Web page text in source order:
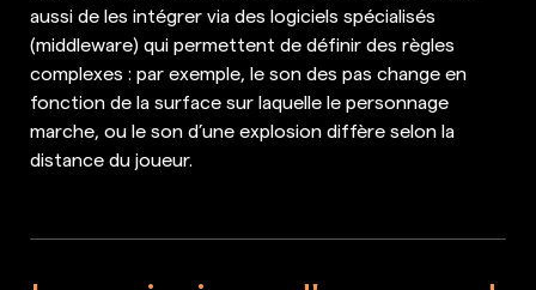
aussi de les intégrer via des logiciels spécialisés
(middleware) qui permettent de définir des règles
complexes : par exemple, le son des pas change en
fonction de la surface sur laquelle le personnage
marche, ou le son d’une explosion diffère selon la
distance du joueur.